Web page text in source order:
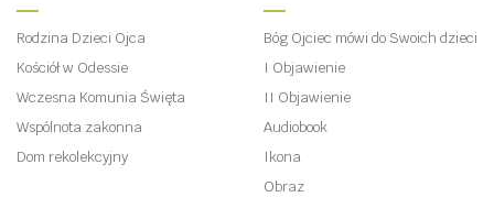
Rodzina Dzieci Ojca
Kościół w Odessie
Wczesna Komunia Święta
Wspólnota zakonna
Dom rekolekcyjny
Bóg Ojciec mówi do Swoich dzieci
I Objawienie
II Objawienie
Audiobook
Ikona
Obraz